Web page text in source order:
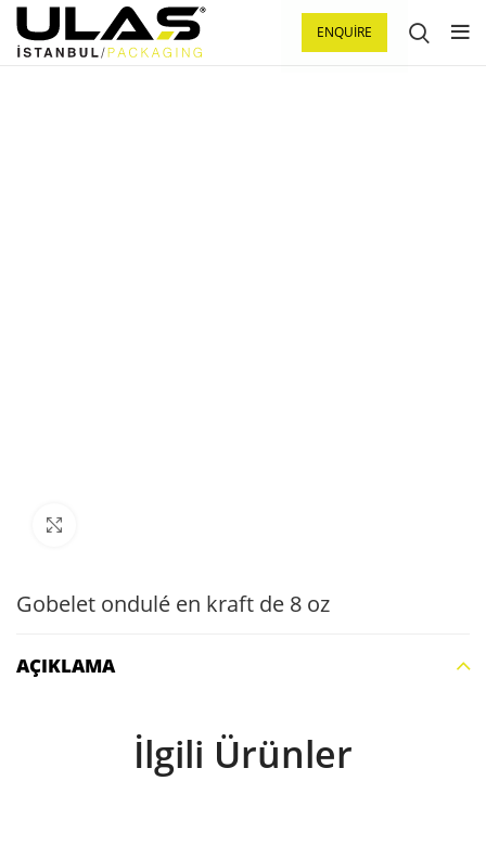
ENQUIRE
Gobelet ondulé en kraft de 8 oz
AÇIKLAMA
İlgili Ürünler